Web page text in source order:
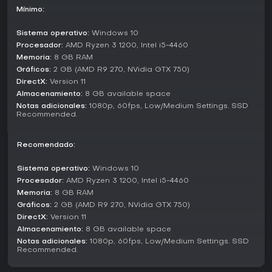
toque retro, y puedes explorar libremente tu safehouse o
Modos de juego
individual en lugar de modos multijugador diferenciados.
escalando en las clasificaciones de bandas mediante
victorias repetidas y control de territorios. La rejugabilidad
solitario, sin modos co-op formales ni competitivos online
en esta versión.
Customization and Maintenance
La personalización es profunda, con opciones para ajustar
cada aspecto del vehículo y optimizar su rendimiento en
carreras callejeras. Cambios de motor, ajustes de
suspensión y modificaciones estéticas influyen en cómo
Mínimo:
Sistema operativo: Windows 10
Procesador: AMD Ryzen 3 1200, Intel i5-4460
Memoria: 8 GB RAM
Gráficos: 2 GB (AMD R9 270, NVidia GTX 750)
DirectX: Version 11
Almacenamiento: 8 GB available space
Notas adicionales: 1080p, 60fps, Low/Medium Settings. SSD
Recommended.
Recomendado:
Sistema operativo: Windows 10
Procesador: AMD Ryzen 3 1200, Intel i5-4460
Memoria: 8 GB RAM
Gráficos: 2 GB (AMD R9 270, NVidia GTX 750)
DirectX: Version 11
Almacenamiento: 8 GB available space
Notas adicionales: 1080p, 60fps, Low/Medium Settings. SSD
Recommended.